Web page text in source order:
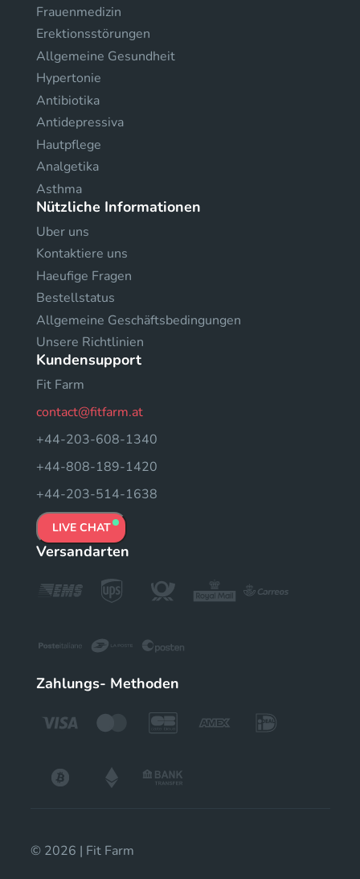
Frauenmedizin
Erektionsstörungen
Allgemeine Gesundheit
Hypertonie
Antibiotika
Antidepressiva
Hautpflege
Analgetika
Asthma
Nützliche Informationen
Uber uns
Kontaktiere uns
Haeufige Fragen
Bestellstatus
Allgemeine Geschäftsbedingungen
Unsere Richtlinien
Kundensupport
Fit Farm
contact@fitfarm.at
+44-203-608-1340
+44-808-189-1420
+44-203-514-1638
LIVE CHAT
Versandarten
Zahlungs- Methoden
© 2026 | Fit Farm